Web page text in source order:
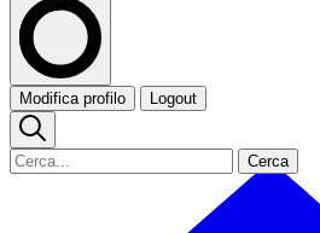
Modifica profilo Logout
Cerca